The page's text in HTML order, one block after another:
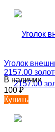
Уголок
2157.00
В наличии
100₽
Купить